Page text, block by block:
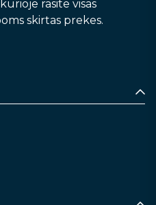
rasite visas
skirtas prekes.